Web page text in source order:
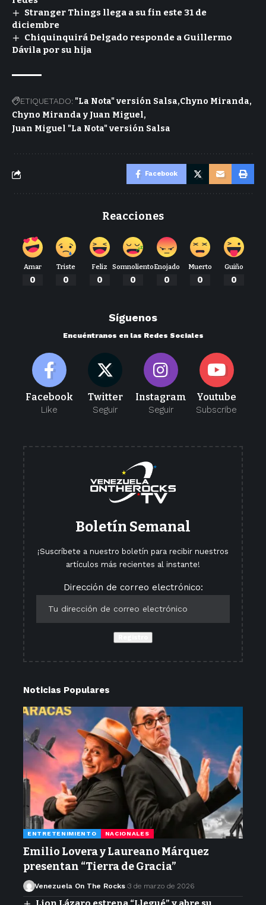
Stranger Things llega a su fin este 31 de
diciembre
Chiquinquirá Delgado responde a Guillermo
Dávila por su hija
ETIQUETADO: "La Nota" versión Salsa Chyno Miranda
Chyno Miranda y Juan Miguel
Juan Miguel "La Nota" versión Salsa
Facebook
Reacciones
Amar
0
Triste
0
Feliz
0
Somnoliento
0
Enojado
0
Muerto
0
Guiño
0
Síguenos
Encuéntranos en las Redes Sociales
Facebook
Like
Twitter
Seguir
Instagram
Seguir
Youtube
Subscribe
Boletín Semanal
¡Suscríbete a nuestro boletín para recibir nuestros
artículos más recientes al instante!
Dirección de correo electrónico:
Noticias Populares
ENTRETENIMIENTO NACIONALES
Emilio Lovera y Laureano Márquez
presentan “Tierra de Gracia”
Venezuela On The Rocks 3 de marzo de 2026